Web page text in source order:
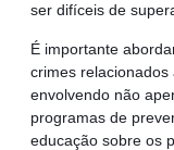
ser difíceis de
É importante
crimes relacionados
envolvendo não
programas de
educação sobre os